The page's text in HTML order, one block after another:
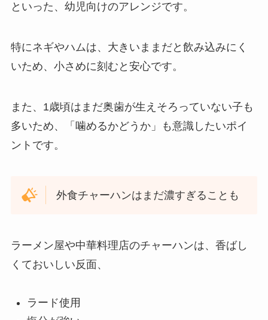
といった、幼児向けのアレンジです。
特にネギやハムは、大きいままだと飲み込みにく
いため、小さめに刻むと安心です。
また、1歳頃はまだ奥歯が生えそろっていない子も
多いため、「噛めるかどうか」も意識したいポイ
ントです。
外食チャーハンはまだ濃すぎることも
ラーメン屋や中華料理店のチャーハンは、香ばし
くておいしい反面、
ラード使用